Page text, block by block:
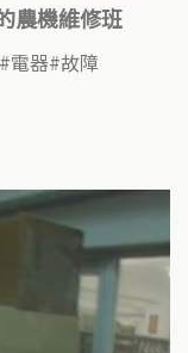
農機維修班
電器 故障